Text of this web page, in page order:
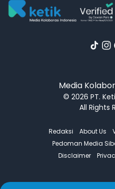
Media
© 2026 PT.
All Rights
Redaksi About Us
Pedoman Media
Disclaimer